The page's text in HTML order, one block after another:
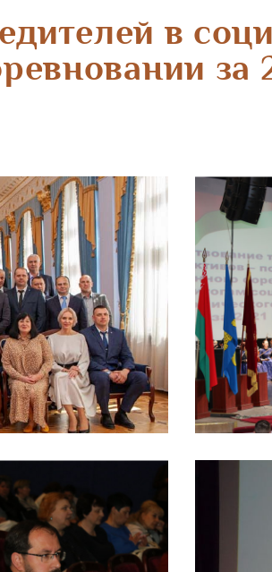
в
за